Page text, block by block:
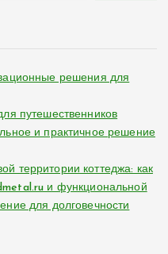
решения для
путешественников
и практичное решение
территории коттеджа: как
и функциональной
для долговечности